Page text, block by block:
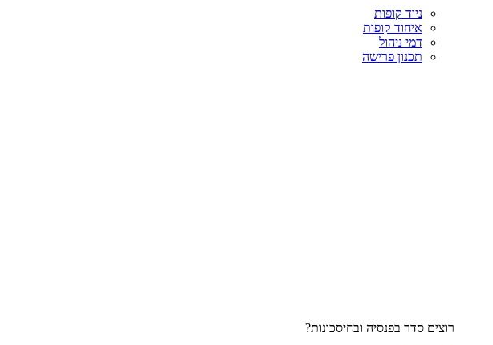
ניוד קופות
איחוד קופות
דמי ניהול
תכנון פרישה
רוצים סדר בפנסיה ובחיסכונות?